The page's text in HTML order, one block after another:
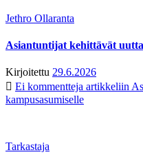
Jethro Ollaranta
Asiantuntijat kehittävät
Kirjoitettu 29.6.2026
Ei kommentteja artikkeliin
kampusasumiselle
Tarkastaja